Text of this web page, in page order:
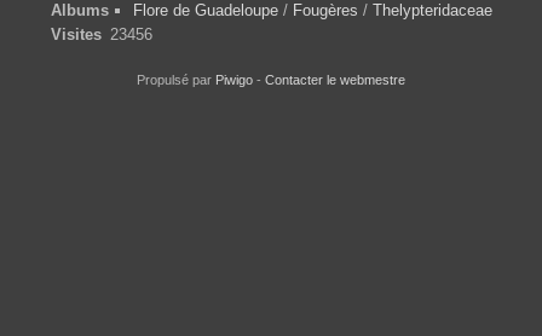
Albums
Flore de Guadeloupe/ Fougères / Thelypteridaceae
Visites 23456
Propulsé par Piwigo - Contacter le webmestre